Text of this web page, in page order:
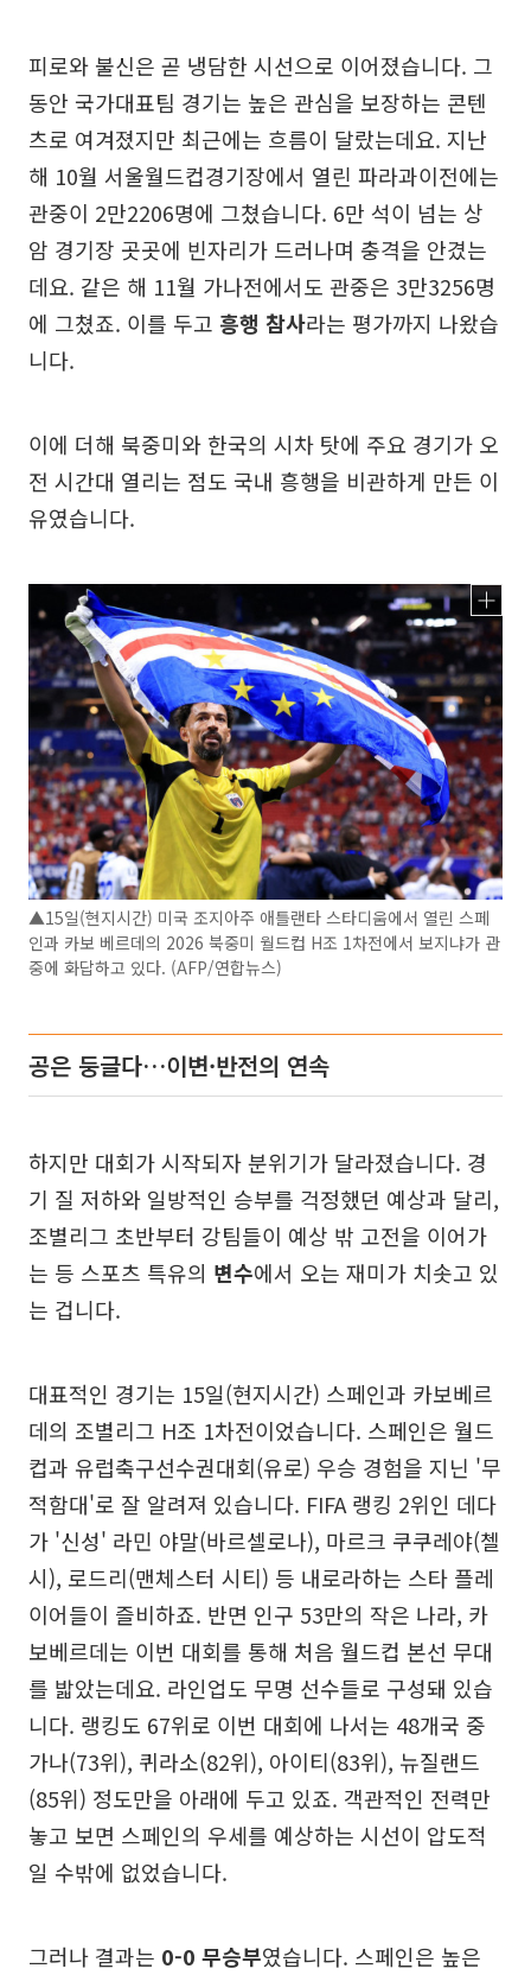
피로와 불신은 곧 냉담한 시선으로 이어졌습니다. 그
동안 국가대표팀 경기는 높은 관심을 보장하는 콘텐
츠로 여겨졌지만 최근에는 흐름이 달랐는데요. 지난
해 10월 서울월드컵경기장에서 열린 파라과이전에는
관중이 2만2206명에 그쳤습니다. 6만 석이 넘는 상
암 경기장 곳곳에 빈자리가 드러나며 충격을 안겼는
데요. 같은 해 11월 가나전에서도 관중은 3만3256명
에 그쳤죠. 이를 두고 흥행 참사라는 평가까지 나왔습
니다.
이에 더해 북중미와 한국의 시차 탓에 주요 경기가 오
전 시간대 열리는 점도 국내 흥행을 비관하게 만든 이
유였습니다.
▲15일(현지시간) 미국 조지아주 애틀랜타 스타디움에서 열린 스페
인과 카보 베르데의 2026 북중미 월드컵 H조 1차전에서 보지냐가 관
중에 화답하고 있다. (AFP/연합뉴스)
공은 둥글다…이변·반전의 연속
하지만 대회가 시작되자 분위기가 달라졌습니다. 경
기 질 저하와 일방적인 승부를 걱정했던 예상과 달리,
조별리그 초반부터 강팀들이 예상 밖 고전을 이어가
는 등 스포츠 특유의 변수에서 오는 재미가 치솟고 있
는 겁니다.
대표적인 경기는 15일(현지시간) 스페인과 카보베르
데의 조별리그 H조 1차전이었습니다. 스페인은 월드
컵과 유럽축구선수권대회(유로) 우승 경험을 지닌 '무
적함대'로 잘 알려져 있습니다. FIFA 랭킹 2위인 데다
가 '신성' 라민 야말(바르셀로나), 마르크 쿠쿠레야(첼
시), 로드리(맨체스터 시티) 등 내로라하는 스타 플레
이어들이 즐비하죠. 반면 인구 53만의 작은 나라, 카
보베르데는 이번 대회를 통해 처음 월드컵 본선 무대
를 밟았는데요. 라인업도 무명 선수들로 구성돼 있습
니다. 랭킹도 67위로 이번 대회에 나서는 48개국 중
가나(73위), 퀴라소(82위), 아이티(83위), 뉴질랜드
(85위) 정도만을 아래에 두고 있죠. 객관적인 전력만
놓고 보면 스페인의 우세를 예상하는 시선이 압도적
일 수밖에 없었습니다.
그러나 결과는 0-0 무승부였습니다. 스페인은 높은